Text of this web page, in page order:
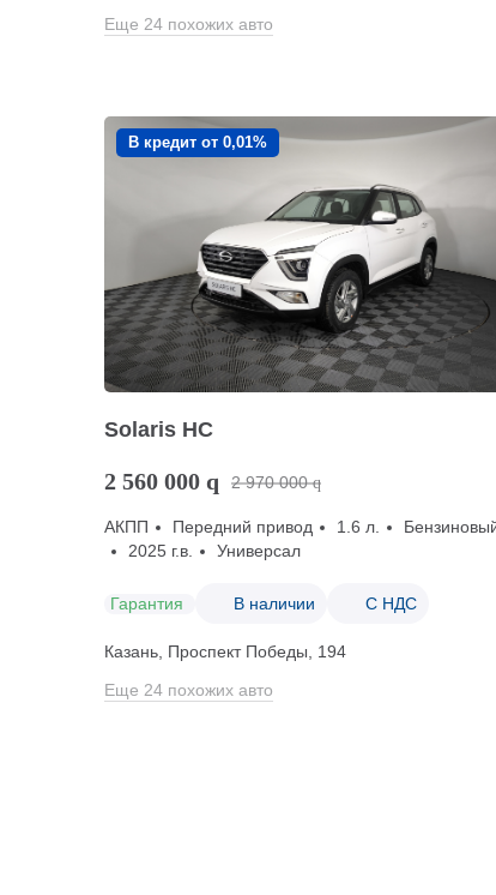
Еще 24 похожих авто
В кредит от 0,01%
Solaris HC
2 560 000 q 2 970 000 q
АКПП Передний привод 1.6 л.
2025 г.в.
Универсал
Гарантия В наличии С НДС
Казань, Проспект Победы, 194
Еще 24 похожих авто